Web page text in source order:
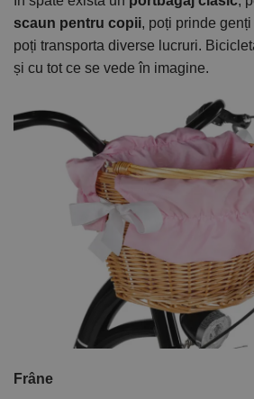
scaun pentru copii, poți prinde
poți transporta diverse lucruri.
și cu tot ce se vede în imagine.
Frâne